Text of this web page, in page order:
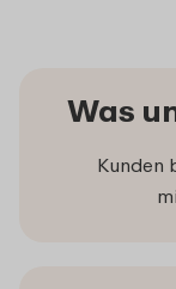
Was
Kunden